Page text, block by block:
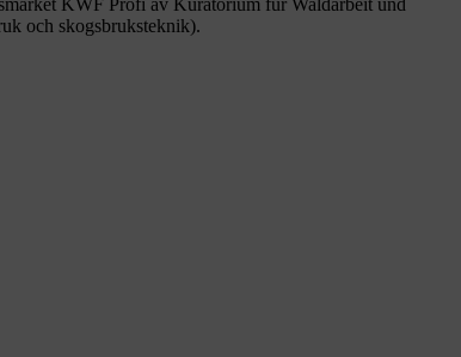
och skogsbruksteknik).